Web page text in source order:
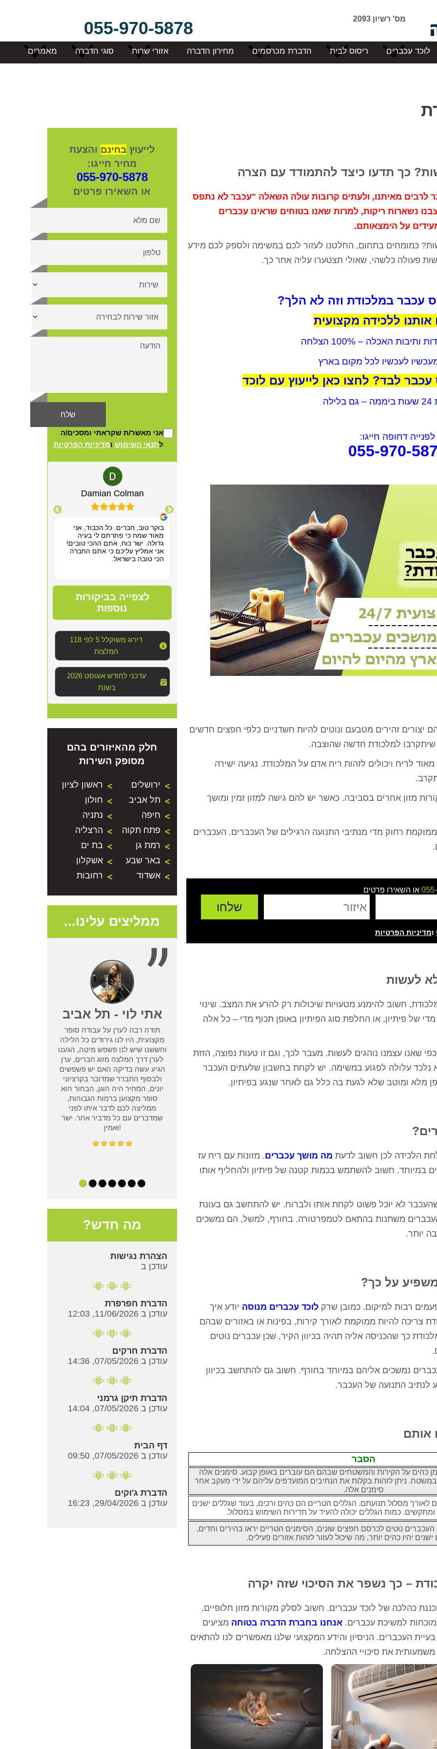
מס' רשיון 2093 055-970-5878
לוכד עכברים ריסוס לבית הדברת מכרסמים מחירון הדברה אזורי שרות סוגי הדברה מאמרים
כך תדעו כיצד להתמודד עם הצרה
לרבים מאיתנו, ולעתים קרובות עולה השאלה "עכבר לא נתפס
נשארות ריקות, למרות שאנו בטוחים שראינו עכברים
על הימצאותם.
כמומחים בתחום, החלטנו לעזור לכם במשימה ולספק לכם מידע
פעולה כלשהי, שאולי תצטערו עליה אחר כך.
עכבר במלכודת וזה לא הלך?
אותנו ללכידה מקצועית
האכלה – 100% הצלחה
לעכשיו לכל מקום בארץ
לבד? לחצו כאן לייעוץ עם לוכד
לפנייה דחופה חייגו:
055-970-
יצורים זהירים מטבעם ונוטים להיות חשדניים כלפי חפצים חדשים
למלכודת חדשה שהוצבה.
לריח ויכולים לזהות ריח אדם על המלכודת. נגיעה ישירה
מזון אחרים בסביבה. כאשר יש להם גישה למזון זמין ומושך
רחוק מדי מנתיבי התנועה הרגילים של העכברים. העכברים
או השאירו פרטים
ומדיניות הפרטיות
לעשות
חשוב להימנע מטעויות שיכולות רק להרע את המצב. שינוי
של פיתיון, או החלפת סוג הפיתיון באופן תכוף מדי – כל אלה
שאנו עצמנו נוהגים לעשות. מעבר לכך, וגם זו טעות נפוצה, הזזת
נלכד עלולה לפגוע במשימה. יש לקחת בחשבון שלעתים העכבר
מלא ומוטב שלא לגעת בה כלל גם לאחר שנגע בפיתיון.
הלכידה לכן חשוב לדעת מה מושך עכברים. מזונות עם ריח עז
במיוחד. חשוב להשתמש בכמות קטנה של פיתיון ולהחליף אותו
שהעכבר לא יוכל פשוט לקחת אותו ולברוח. יש להתחשב גם בעונת
העכברים משתנות בהתאם לטמפרטורה. בחורף, למשל, הם נמשכים
יותר.
על כך?
רבות למיקום. כמובן שרק לוכד עכברים מנוסה יודע איך
צריכה להיות ממוקמת לאורך קירות, בפינות או באזורים שבהם
כך שהכניסה אליה תהיה בכיוון הקיר, שכן עכברים נוטים
נמשכים אליהם במיוחד בחורף. חשוב גם להתחשב בכיוון
לנתיב התנועה של העכבר.
אותם
הסבר
כהים על הקירות והמשטחים שבהם הם עוברים באופן קבוע. סימנים אלה
ניתן לזהות בקלות את הנתיבים המועדפים עליהם על ידי מעקב אחר
סימנים אלה.
לאורך מסלול תנועתם. הגללים הטריים הם כהים ורכים, בעוד שגללים ישנים
ומתקשים. כמות הגללים יכולה להעיד על תדירות השימוש במסלול.
נוטים לכרסם חפצים שונים. הסימנים הטריים יראו בהירים וחדים,
יהיו כהים יותר, מה שיכול לעזור לזהות אזורים פעילים.
– כך נשפר את הסיכוי שזה יקרה
כהלכה של לוכד עכברים. חשוב לסלק מקורות מזון חלופיים,
למשיכת עכברים. אנחנו בחברת הדברה בטוחה מציעים
העכברים. הניסיון והידע המקצועי שלנו מאפשרים לנו להתאים
את סיכויי ההצלחה.
לייעוץ בחינם והצעת
מחיר חייגו:
055-970-5878
או השאירו פרטים
אני מאשר/ת שקראתי ומסכים/ה
לתנאי השימוש ומדיניות הפרטיות
Liat Shavit Grievink
שירות וזמינות מצוינים. הגיע
במוצאי שבת ניגש מיד לעבודה
והצליח לתפוס את החולדה. הסביר
גם לגבי הדברה מונעת.
תודה על כל העזרה. התרשמנו מאוד
מנריה לויאני. הוא הגיע תוך שעה,
ביצע את העבודה מהר ונתן לנו
הסברים ברורים. כל הכבוד!
Damian Colman
בוקר טוב, חברים. כל הכבוד, אני
מאוד שמח כי פתרתם לי בעיה
גדולה. ישר כוח, אתם ההכי טובים!
אני אמליץ עליכם כי אתם החברה
הכי טובה בישראל.
לצפייה בביקורות
נוספות
דירוג משוקלל 5 לפי 118
המלצות
2026 עדכני לחודש אוגוסט
בשנת
חלק מהאיזורים בהם
מסופק השירות
ירושלים
ראשון לציון
תל אביב
חולון
חיפה
נתניה
פתח תקוה
הרצליה
רמת גן
בת ים
באר שבע
אשקלון
אשדוד
רחובות
ממליצים עלינו...
אתי לוי - תל אביב
תודה רבה לערן על עבודה סופר
מקצועית, היו לנו גירודים כל הלילה
וחששנו שיש לנו פשפש מיטה, הגענו
לערן דרך המלצה מזוג חברים, ערן
הגיע עשה בדיקה האם יש פשפשים
ולבסוף התברר שמדובר בקרציוני
יונים, המחיר היה הוגן, הבחור הוא
סופר מקצוען ברמות הגבוהות,
ממליצה לכם לדבר איתו לפני
שמדברים עם כל מדביר אחר. ישר
ואמין!
מיטל ג'אן - נתניה
הצליח לפתור לנו בעיית טרמיטים
בבית, הגענו לערן מחיפוש קצר
באינטרנט, נתן לנו אחריות שלא
קיבלנו בשום מקום אחר וגרם לנו
להרגיש שיש אמא ואבא
רועי כהן - הרצליה
עבודה ואין ג'וקים ונמלים כל השנה,
בן אדם שירותי, אמין והכי חשוב
מקצועי.
ואין נמלים
עבודה מעולה
מה חדש?
הצהרת נגישות
עודכן ב
הדברת חפרפרת
עודכן ב 11/06/2026, 12:03
הדברת חרקים
עודכן ב 07/05/2026, 14:36
הדברת תיקן גרמני
עודכן ב 07/05/2026, 14:04
דף הבית
עודכן ב 07/05/2026, 09:50
הדברת ג'וקים
עודכן ב 29/04/2026, 16:23